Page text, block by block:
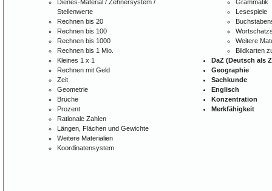
Dienes-Material / Zehnersystem /
Stellenwerte
Rechnen bis 20
Rechnen bis 100
Rechnen bis 1000
Rechnen bis 1 Mio.
Kleines 1 x 1
Rechnen mit Geld
Zeit
Geometrie
Brüche
Prozent
Rationale Zahlen
Längen, Flächen und Gewichte
Weitere Materialien
Koordinatensystem
Grammatik
Lesespiele
Weitere
Bildkarten
DaZ (Deutsch als
Geographie
Sachkunde
Englisch
Konzentration
Merkfähigkeit